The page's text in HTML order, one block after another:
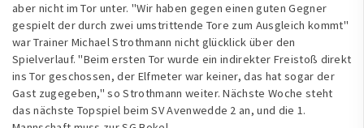
aber nicht im Tor unter. "Wir haben gegen einen guten Gegner
gespielt der durch zwei umstrittende Tore zum Ausgleich kommt"
war Trainer Michael Strothmann nicht glücklick über den
Spielverlauf. "Beim ersten Tor wurde ein indirekter Freistoß direkt
ins Tor geschossen, der Elfmeter war keiner, das hat sogar der
Gast zugegeben," so Strothmann weiter. Nächste Woche steht
das nächste Topspiel beim SV Avenwedde 2 an, und die 1.